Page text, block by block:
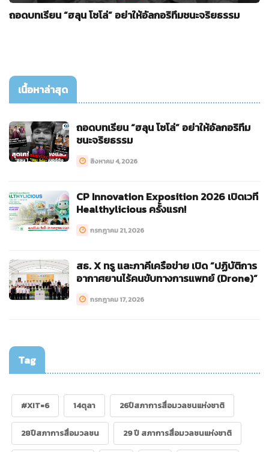
ถอดบทเรียน “ฮลุน โซโล่” อย่าให้อัลกอริทึมชนะจริยธรรม
เนื้อหาล่าสุด
ถอดบทเรียน “ฮลุน โซโล่” อย่าให้อัลกอริทึม
ชนะจริยธรรม
สิงหาคม 4, 2026
CP Innovation Exposition 2026 เปิดเวที
Healthylicious ครั้งแรก!
กรกฎาคม 21, 2026
สธ. X ทรู และภาคีเครือข่าย เปิด “ปฏิบัติการ
อากาศยานไร้คนขับทางการแพทย์ (Drone)”
กรกฎาคม 17, 2026
Tag
#XIT=6 14ตุลา 26ปีสภาการสื่อมวลชนแห่งชาติ
28ปีสภาการสื่อมวลชน 29 ปี สภาการสื่อมวลชนแห่งชาติ